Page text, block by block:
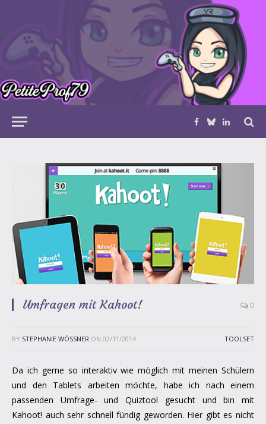
Facebook
BlueskyLinkedIn
Umfragen mit Kahoot! 0
BY STEPHANIE WÖSSNER ON 02/11/2014 TOOLSET
Da ich gerne so interaktiv wie möglich mit meinen Schülern
und den Tablets arbeiten möchte, habe ich nach einem
passenden Umfrage- und Quiztool gesucht und bin mit
Kahoot! auch sehr schnell fündig geworden. Hier gibt es nicht